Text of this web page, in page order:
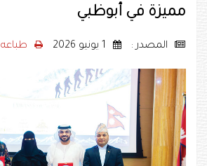
مميزة في أبوظبي
المصدر : طباعه